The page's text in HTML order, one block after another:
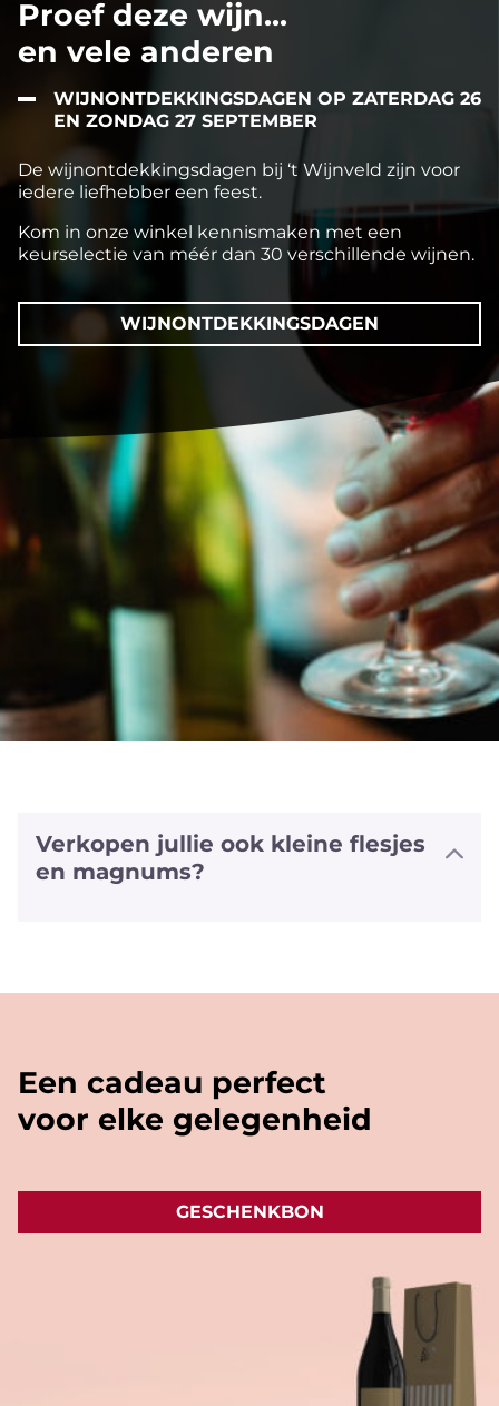
Proef deze wijn...
en vele anderen
WIJNONTDEKKINGSDAGEN OP ZATERDAG 26
EN ZONDAG 27 SEPTEMBER
De wijnontdekkingsdagen bij ‘t Wijnveld zijn voor
iedere liefhebber een feest.
Kom in onze winkel kennismaken met een
keurselectie van méér dan 30 verschillende wijnen.
WIJNONTDEKKINGSDAGEN
Verkopen jullie ook kleine flesjes
en magnums?
Een cadeau perfect
voor elke gelegenheid
GESCHENKBON